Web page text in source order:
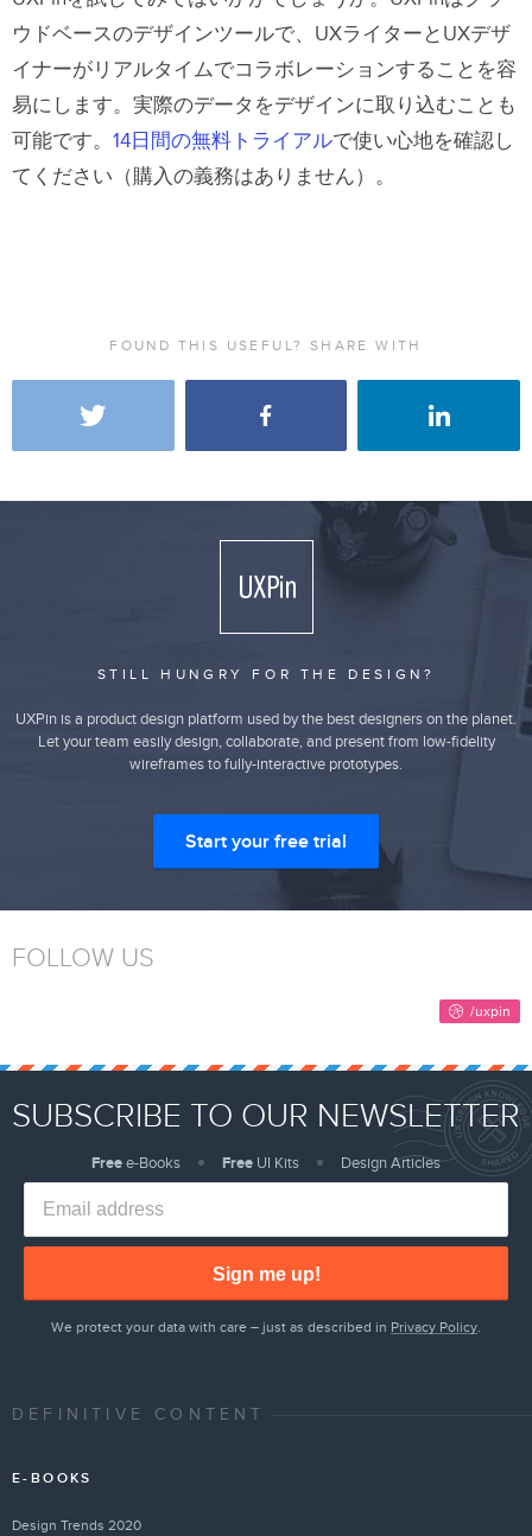
ウドベースのデザインツールで、UXライターとUXデザ
イナーがリアルタイムでコラボレーションすることを容
易にします。実際のデータをデザインに取り込むことも
可能です。 14日間の無料トライアルで使い心地を確認し
てください（購入の義務はありません）。
FOUND THIS USEFUL? SHARE WITH
STILL HUNGRY FOR THE DESIGN?
UXPin is a product design platform used by the best designers on the planet.
Let your team easily design, collaborate, and present from low-fidelity
wireframes to fully-interactive prototypes.
Start your free trial
FOLLOW US
SUBSCRIBE TO OUR NEWSLETTER
Freee-Books Free UI Kits Design Articles
Sign me up!
We protect your data with care – just as described in Privacy Policy.
DEFINITIVE CONTENT
E-BOOKS
Design Trends 2020